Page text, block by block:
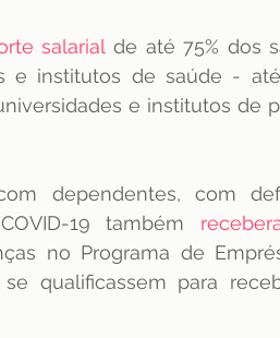
salarial de até 75% dos
e institutos de saúde -
e institutos de
19 também
no Programa de
qualificassem para